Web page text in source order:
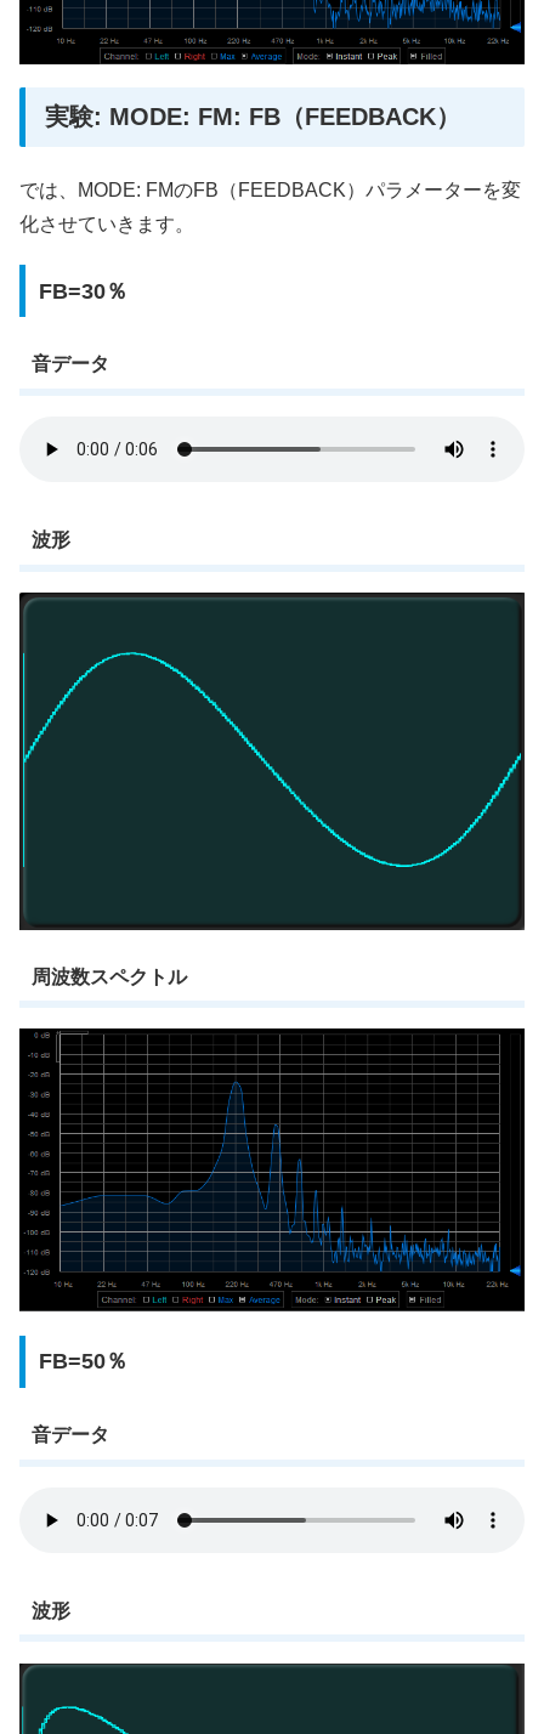
実験: MODE: FM: FB（FEEDBACK）
では、MODE: FMのFB（FEEDBACK）パラメーターを変
化させていきます。
FB=30％
音データ
波形
周波数スペクトル
FB=50％
音データ
波形